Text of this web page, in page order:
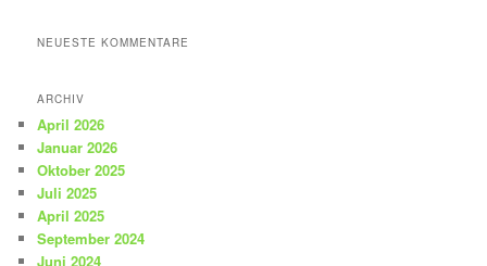
NEUESTE KOMMENTARE
ARCHIV
April 2026
Januar 2026
Oktober 2025
Juli 2025
April 2025
September 2024
Juni 2024